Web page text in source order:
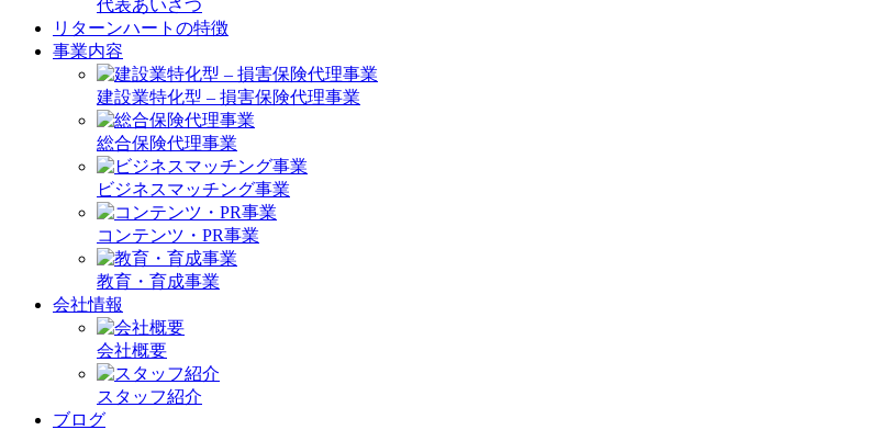
代表あいさつ
リターンハートの特徴
事業内容
建設業特化型 – 損害保険代理事業
総合保険代理事業
ビジネスマッチング事業
コンテンツ・PR事業
教育・育成事業
会社情報
会社概要
スタッフ紹介
ブログ